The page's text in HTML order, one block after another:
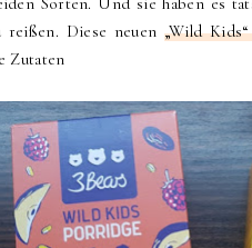
Diese neuen „Wild
Zutaten